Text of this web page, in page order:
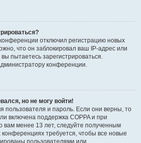
отключил регистрацию новых
что он заблокировал ваш IP-адрес или
пытаетесь зарегистрироваться.
конференции.
но не могу войти!
пользователя и пароль. Если они верны, то
включена поддержка COPPA и при
вам менее 13 лет, следуйте полученным
требуется, чтобы все новые
пользователями или